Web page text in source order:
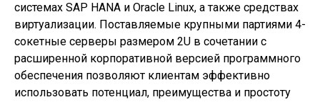
системах SAP HANA и Oracle Linux, а также средствах
виртуализации. Поставляемые крупными партиями 4-
сокетные серверы размером 2U в сочетании с
расширенной корпоративной версией программного
обеспечения позволяют клиентам эффективно
использовать потенциал, преимущества и простоту